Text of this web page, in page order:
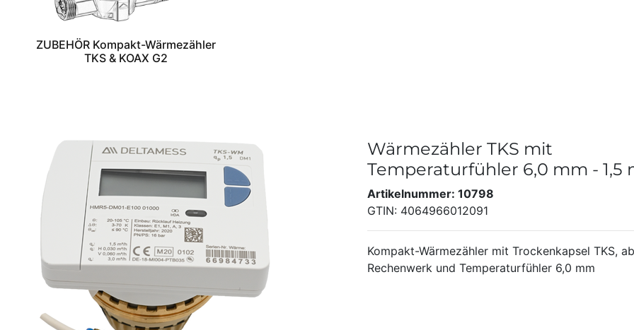
ZUBEHÖR Kompakt-Wärmezähler
TKS & KOAX G2
Wärmezähler TKS mit
Temperaturfühler 6,0 mm - 1,5
Artikelnummer: 10798
GTIN: 4064966012091
Kompakt-Wärmezähler mit Trockenkapsel TKS,
Rechenwerk und Temperaturfühler 6,0 mm